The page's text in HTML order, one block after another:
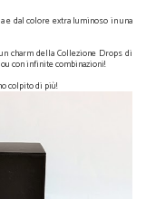
e dal colore extra luminoso in una
charm della Collezione Drops di
con infinite combinazioni!
colpito di più!